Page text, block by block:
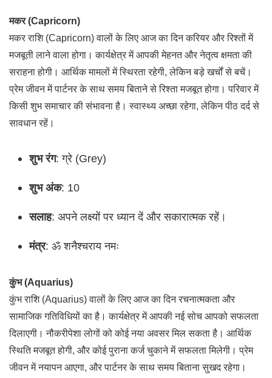
मकर (Capricorn)
मकर राशि (Capricorn) वालों के लिए आज का दिन करियर और रिश्तों में
मजबूती लाने वाला होगा। कार्यक्षेत्र में आपकी मेहनत और नेतृत्व क्षमता की
सराहना होगी। आर्थिक मामलों में स्थिरता रहेगी, लेकिन बड़े खर्चों से बचें।
प्रेम जीवन में पार्टनर के साथ समय बिताने से रिश्ता मजबूत होगा। परिवार में
किसी शुभ समाचार की संभावना है। स्वास्थ्य अच्छा रहेगा, लेकिन पीठ दर्द से
सावधान रहें।
शुभ रंग: ग्रे (Grey)
शुभ अंक: 10
सलाह: अपने लक्ष्यों पर ध्यान दें और सकारात्मक रहें।
मंत्र: ॐ शनैश्चराय नमः
कुंभ (Aquarius)
कुंभ राशि (Aquarius) वालों के लिए आज का दिन रचनात्मकता और
सामाजिक गतिविधियों का है। कार्यक्षेत्र में आपकी नई सोच आपको सफलता
दिलाएगी। नौकरीपेशा लोगों को कोई नया अवसर मिल सकता है। आर्थिक
स्थिति मजबूत होगी, और कोई पुराना कर्ज चुकाने में सफलता मिलेगी। प्रेम
जीवन में नयापन आएगा, और पार्टनर के साथ समय बिताना सुखद रहेगा।